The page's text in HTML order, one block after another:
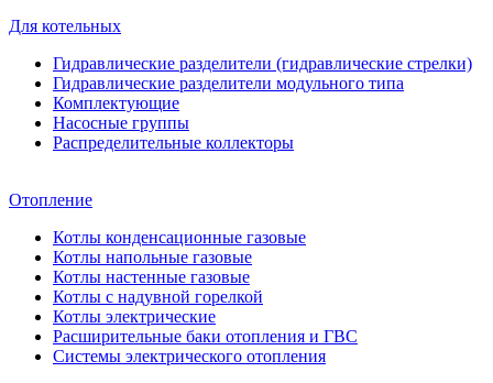
Для котельных
Гидравлические разделители (гидравлические стрелки)
Гидравлические разделители модульного типа
Комплектующие
Насосные группы
Распределительные коллекторы
Отопление
Котлы конденсационные газовые
Котлы напольные газовые
Котлы настенные газовые
Котлы с надувной горелкой
Котлы электрические
Расширительные баки отопления и ГВС
Системы электрического отопления